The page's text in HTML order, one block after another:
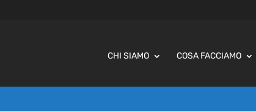
CHI SIAMO COSA FACCIAMO